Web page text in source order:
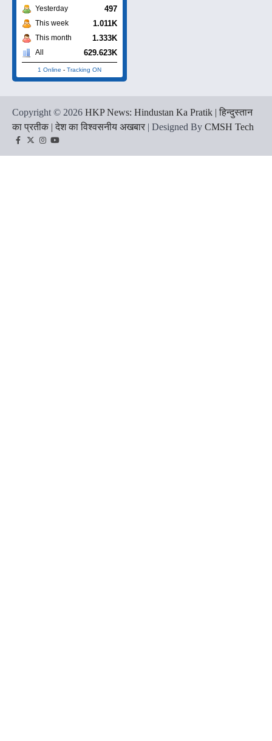
Yesterday 497
This week 1.011K
This month 1.333K
All 629.623K
1 Online - Tracking ON
Copyright © 2026 HKP News: Hindustan Ka Pratik | हिन्दुस्तान
का प्रतीक | देश का विश्वसनीय अखबार | Designed By CMSH Tech
Facebook
TwitterInstagram
YouTube